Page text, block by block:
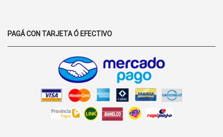
PAGÁ CON TARJETA Ó EFECTIVO